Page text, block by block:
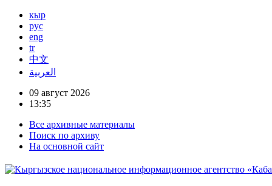
кыр
рус
eng
tr
中文
العربية
09 август 2026
13:35
Все архивные материалы
Поиск по архиву
На основной сайт